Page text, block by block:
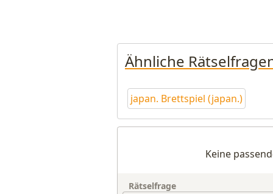
Ähnliche
japan. Brettspiel (japan.)
Keine
Rätselfrage